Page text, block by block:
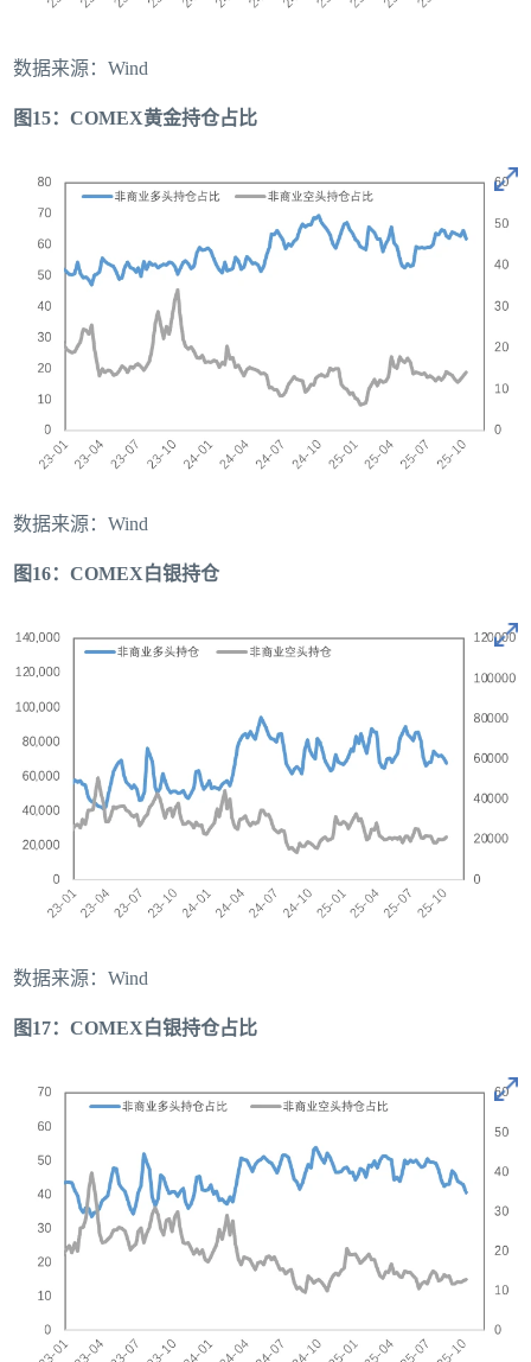
数据来源：Wind
图15：COMEX黄金持仓占比
数据来源：Wind
图16：COMEX白银持仓
数据来源：Wind
图17：COMEX白银持仓占比